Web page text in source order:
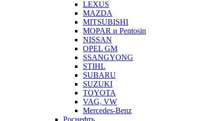
LEXUS
MAZDA
MITSUBISHI
MOPAR и Pentosin
NISSAN
OPEL GM
SSANGYONG
STIHL
SUBARU
SUZUKI
TOYOTA
VAG, VW
Мercedes-Benz
Роснефть